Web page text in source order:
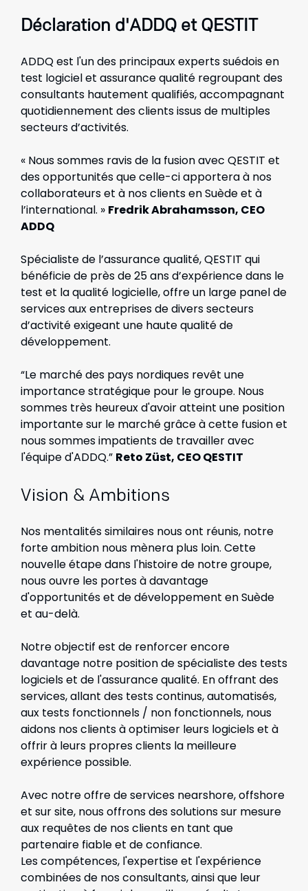
Déclaration d'ADDQ et QESTIT
ADDQ est l'un des principaux experts suédois en
test logiciel et assurance qualité regroupant des
consultants hautement qualifiés, accompagnant
quotidiennement des clients issus de multiples
secteurs d’activités.
« Nous sommes ravis de la fusion avec QESTIT et
des opportunités que celle-ci apportera à nos
collaborateurs et à nos clients en Suède et à
l’international. » Fredrik Abrahamsson, CEO
ADDQ
Spécialiste de l’assurance qualité, QESTIT qui
bénéficie de près de 25 ans d’expérience dans le
test et la qualité logicielle, offre un large panel de
services aux entreprises de divers secteurs
d’activité exigeant une haute qualité de
développement.
“Le marché des pays nordiques revêt une
importance stratégique pour le groupe. Nous
sommes très heureux d'avoir atteint une position
importante sur le marché grâce à cette fusion et
nous sommes impatients de travailler avec
l'équipe d'ADDQ.” Reto Züst, CEO QESTIT
Vision & Ambitions
Nos mentalités similaires nous ont réunis, notre
forte ambition nous mènera plus loin. Cette
nouvelle étape dans l'histoire de notre groupe,
nous ouvre les portes à davantage
d'opportunités et de développement en Suède
et au-delà.
Notre objectif est de renforcer encore
davantage notre position de spécialiste des tests
logiciels et de l'assurance qualité. En offrant des
services, allant des tests continus, automatisés,
aux tests fonctionnels / non fonctionnels, nous
aidons nos clients à optimiser leurs logiciels et à
offrir à leurs propres clients la meilleure
expérience possible.
Avec notre offre de services nearshore, offshore
et sur site, nous offrons des solutions sur mesure
aux requêtes de nos clients en tant que
partenaire fiable et de confiance.
Les compétences, l'expertise et l'expérience
combinées de nos consultants, ainsi que leur